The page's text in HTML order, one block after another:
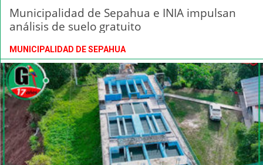
Municipalidad de Sepahua e INIA impulsan
análisis de suelo gratuito
MUNICIPALIDAD DE SEPAHUA